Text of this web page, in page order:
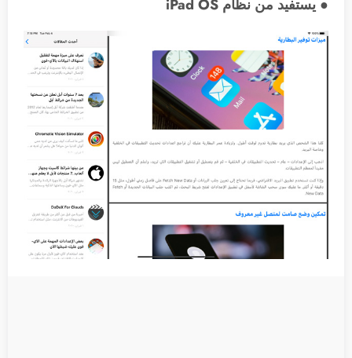
● يستفيد من نظام iPad OS